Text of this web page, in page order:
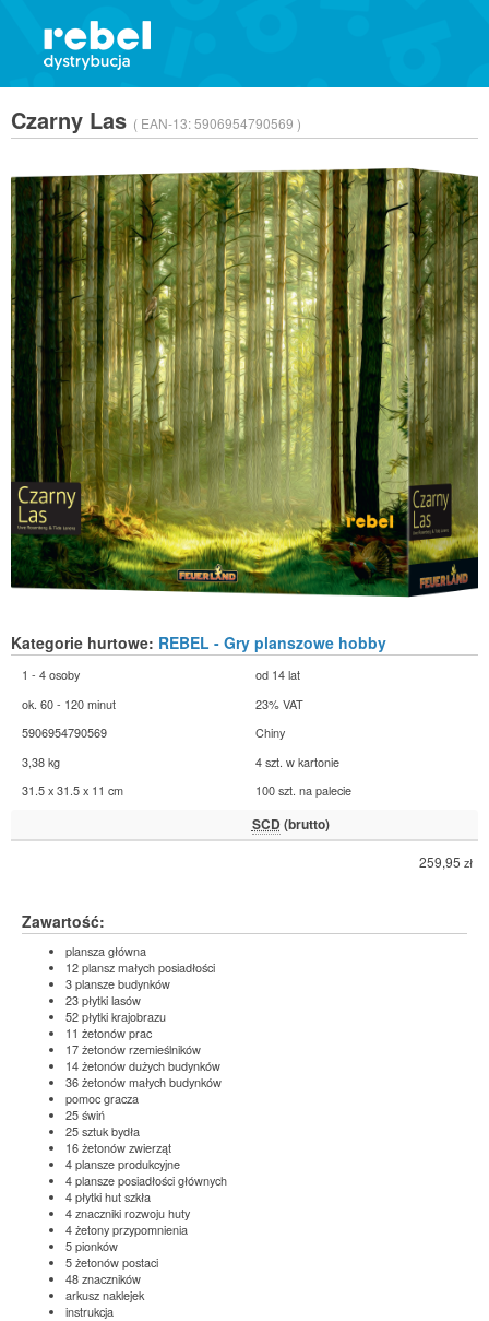
Czarny Las ( EAN-13:5906954790569 )
Kategorie hurtowe: REBEL - Gry planszowe hobby
1 - 4 osoby
od 14 lat
ok. 60 - 120 minut
23% VAT
5906954790569
Chiny
3,38 kg
4 szt. w kartonie
31.5 x 31.5 x 11 cm
100 szt. na palecie
SCD (brutto)
259,95 zł
Zawartość:
plansza główna
12 plansz małych posiadłości
3 plansze budynków
23 płytki lasów
52 płytki krajobrazu
11 żetonów prac
17 żetonów rzemieślników
14 żetonów dużych budynków
36 żetonów małych budynków
pomoc gracza
25 świń
25 sztuk bydła
16 żetonów zwierząt
4 plansze produkcyjne
4 plansze posiadłości głównych
4 płytki hut szkła
4 znaczniki rozwoju huty
4 żetony przypomnienia
5 pionków
5 żetonów postaci
48 znaczników
arkusz naklejek
instrukcja